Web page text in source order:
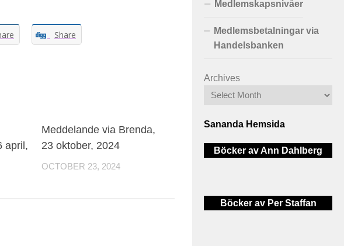
Share
april,
Meddelande via Brenda,
23 oktober, 2024
OCTOBER 23, 2024
Medlemskapsnivåer
Medlemsbetalningar via
Handelsbanken
Archives
Sananda Hemsida
Böcker av Ann Dahlberg
Böcker av Per Staffan